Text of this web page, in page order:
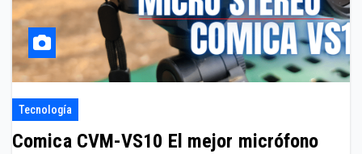
Tecnología
Comica CVM-VS10 El mejor micrófono